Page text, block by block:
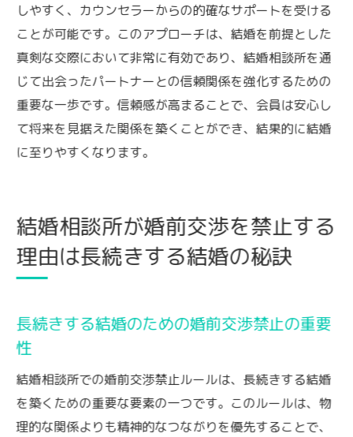
しやすく、カウンセラーからの的確なサポートを受ける
ことが可能です。このアプローチは、結婚を前提とした
真剣な交際において非常に有効であり、結婚相談所を通
じて出会ったパートナーとの信頼関係を強化するための
重要な一歩です。信頼感が高まることで、会員は安心し
て将来を見据えた関係を築くことができ、結果的に結婚
に至りやすくなります。
結婚相談所が婚前交渉を禁止する
理由は長続きする結婚の秘訣
長続きする結婚のための婚前交渉禁止の重要
性
結婚相談所での婚前交渉禁止ルールは、長続きする結婚
を築くための重要な要素の一つです。このルールは、物
理的な関係よりも精神的なつながりを優先することで、